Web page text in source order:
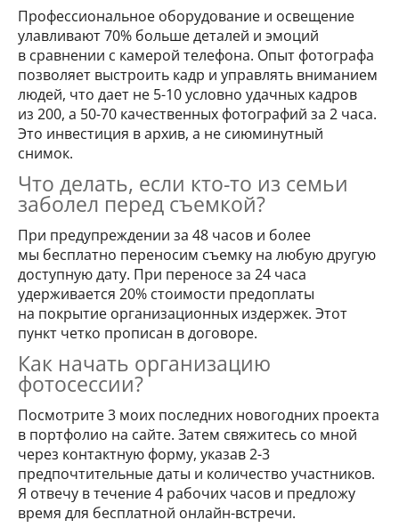
Профессиональное оборудование и освещение
улавливают 70% больше деталей и эмоций
в сравнении с камерой телефона. Опыт фотографа
позволяет выстроить кадр и управлять вниманием
людей, что дает не 5-10 условно удачных кадров
из 200, а 50-70 качественных фотографий за 2 часа.
Это инвестиция в архив, а не сиюминутный
снимок.
Что делать, если кто-то из семьи
заболел перед съемкой?
При предупреждении за 48 часов и более
мы бесплатно переносим съемку на любую другую
доступную дату. При переносе за 24 часа
удерживается 20% стоимости предоплаты
на покрытие организационных издержек. Этот
пункт четко прописан в договоре.
Как начать организацию
фотосессии?
Посмотрите 3 моих последних новогодних проекта
в портфолио на сайте. Затем свяжитесь со мной
через контактную форму, указав 2-3
предпочтительные даты и количество участников.
Я отвечу в течение 4 рабочих часов и предложу
время для бесплатной онлайн-встречи.